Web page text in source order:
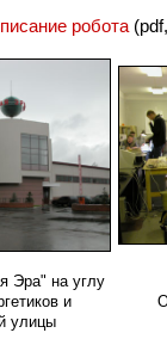
робота(pdf,
Эра" на углу
и
улицы